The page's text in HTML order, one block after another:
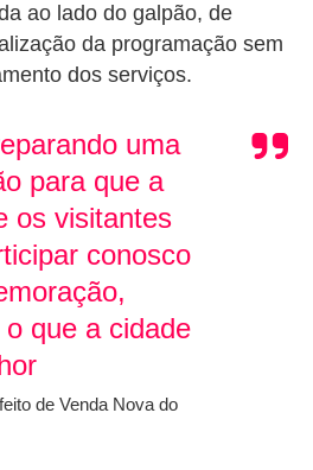
ao lado do galpão, de
da programação sem
dos serviços.
uma
para que a
os visitantes
conosco
que a cidade
de Venda Nova do